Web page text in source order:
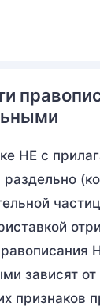
НЕ с
раздельно
зависят от
признаков